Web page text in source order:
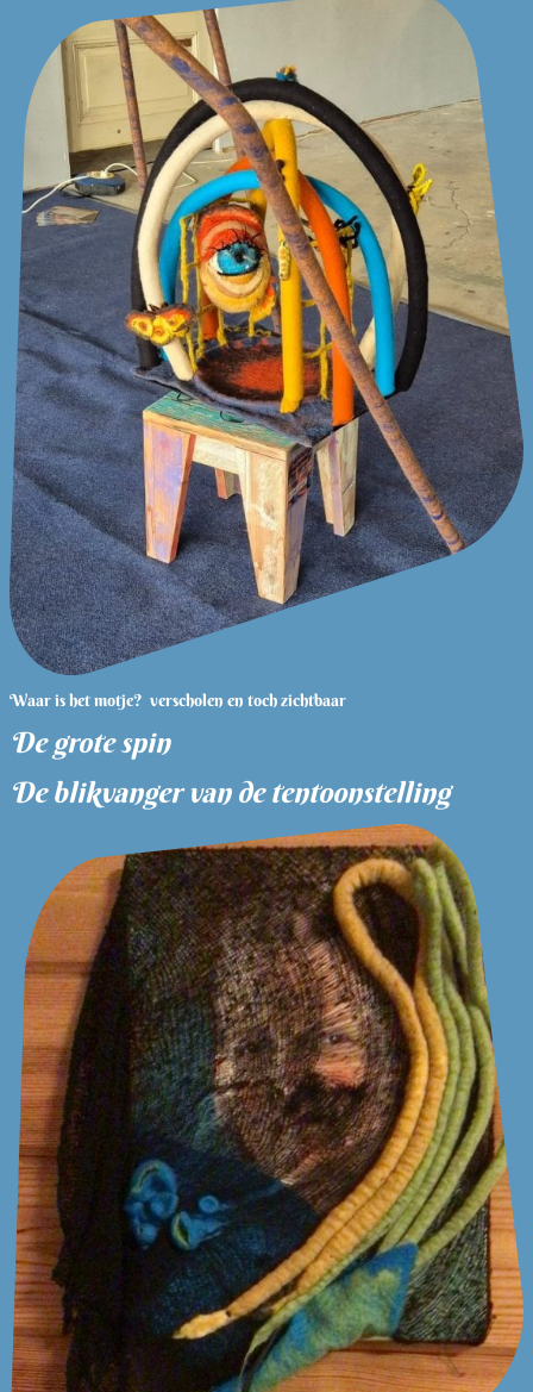
Waar is het motje? verscholen en toch zichtbaar
De grote spin
De blikvanger van de tentoonstelling